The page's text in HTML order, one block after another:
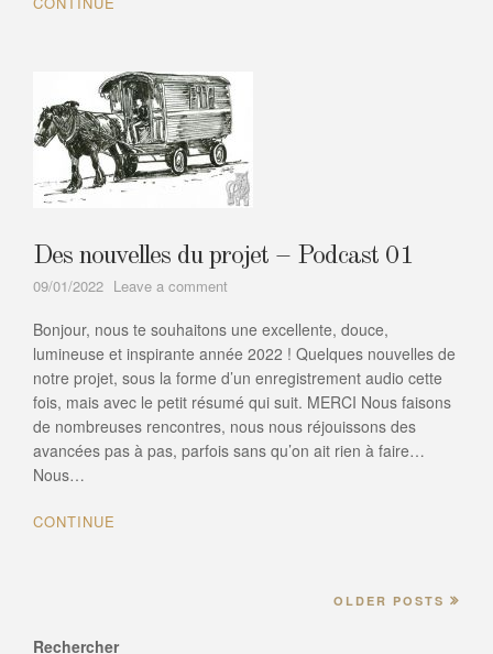
Des nouvelles du projet – Podcast 01
09/01/2022 Leave a comment
nouvelles
du
projet
–
Podcast
01
Bonjour, nous te souhaitons une excellente, douce,
lumineuse et inspirante année 2022 ! Quelques nouvelles de
notre projet, sous la forme d’un enregistrement audio cette
fois, mais avec le petit résumé qui suit. MERCI Nous faisons
de nombreuses rencontres, nous nous réjouissons des
avancées pas à pas, parfois sans qu’on ait rien à faire…
Nous…
CONTINUE
OLDER POSTS
Rechercher